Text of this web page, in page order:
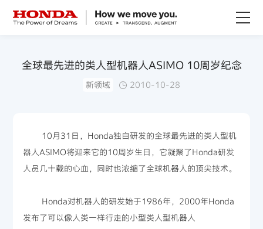
赛事运动
全球最先进的类人型机器人ASIMO 10周岁纪念
新领域 2010-10-28
10月31日，Honda独自研发的全球最先进的类人型机
器人ASIMO将迎来它的10周岁生日，它凝聚了Honda研发
人员几十载的心血，同时也浓缩了全球机器人的顶尖技术。
Honda对机器人的研发始于1986年，2000年Honda
发布了可以像人类一样行走的小型类人型机器人